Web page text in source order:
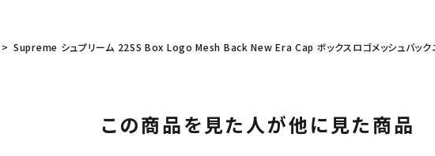
Supreme シュプリーム 22SS Box Logo Mesh Back New Era Cap ボックスロゴメッシュバック
この商品を見た人が他に見た商品